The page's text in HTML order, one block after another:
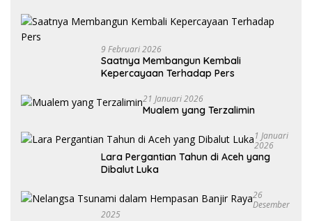
9 Februari 2026
Saatnya Membangun Kembali
Kepercayaan Terhadap Pers
21 Januari 2026
Mualem yang Terzalimin
1 Januari
2026
Lara Pergantian Tahun di Aceh yang
Dibalut Luka
26
Desember
2025